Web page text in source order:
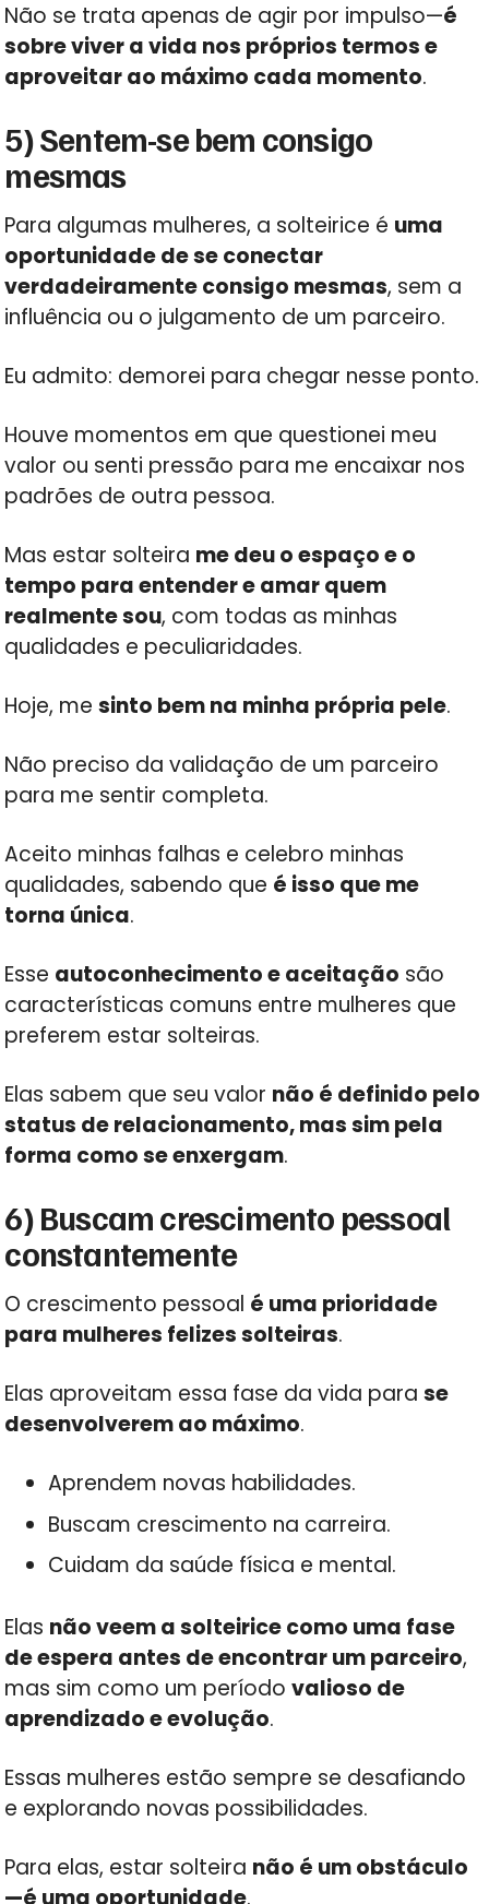
Não se trata apenas de agir por impulso—é
sobre viver a vida nos próprios termos e
aproveitar ao máximo cada momento.
5) Sentem-se bem consigo
mesmas
Para algumas mulheres, a solteirice é uma
oportunidade de se conectar
verdadeiramente consigo mesmas, sem a
influência ou o julgamento de um parceiro.
Eu admito: demorei para chegar nesse ponto.
Houve momentos em que questionei meu
valor ou senti pressão para me encaixar nos
padrões de outra pessoa.
Mas estar solteira me deu o espaço e o
tempo para entender e amar quem
realmente sou, com todas as minhas
qualidades e peculiaridades.
Hoje, mesinto bem na minha própria pele.
Não preciso da validação de um parceiro
para me sentir completa.
Aceito minhas falhas e celebro minhas
qualidades, sabendo que é isso que me
torna única.
Esse autoconhecimento e aceitação são
características comuns entre mulheres que
preferem estar solteiras.
Elas sabem que seu valor não é definido pelo
status de relacionamento, mas sim pela
forma como se enxergam.
6) Buscam crescimento pessoal
constantemente
O crescimento pessoal é uma prioridade
para mulheres felizes solteiras.
Elas aproveitam essa fase da vida parase
desenvolverem ao máximo.
Aprendem novas habilidades.
Buscam crescimento na carreira.
Cuidam da saúde física e mental.
Elas não veem a solteirice como uma fase
de espera antes de encontrar um parceiro,
mas sim como um períodovalioso de
aprendizado e evolução.
Essas mulheres estão sempre se desafiando
e explorando novas possibilidades.
Para elas, estar solteira não é um obstáculo
—é uma oportunidade.